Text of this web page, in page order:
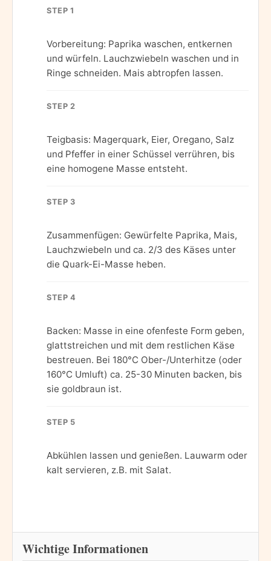
STEP 1
Vorbereitung: Paprika waschen, entkernen
und würfeln. Lauchzwiebeln waschen und in
Ringe schneiden. Mais abtropfen lassen.
STEP 2
Teigbasis: Magerquark, Eier, Oregano, Salz
und Pfeffer in einer Schüssel verrühren, bis
eine homogene Masse entsteht.
STEP 3
Zusammenfügen: Gewürfelte Paprika, Mais,
Lauchzwiebeln und ca. 2/3 des Käses unter
die Quark-Ei-Masse heben.
STEP 4
Backen: Masse in eine ofenfeste Form geben,
glattstreichen und mit dem restlichen Käse
bestreuen. Bei 180°C Ober-/Unterhitze (oder
160°C Umluft) ca. 25-30 Minuten backen, bis
sie goldbraun ist.
STEP 5
Abkühlen lassen und genießen. Lauwarm oder
kalt servieren, z.B. mit Salat.
Wichtige Informationen